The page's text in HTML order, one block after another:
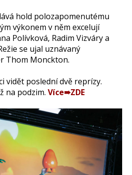
hold polozapomenutému
výkonem v něm excelují
Polívková, Radim Vizváry a
se ujal uznávaný
Thom Monckton.
vidět poslední dvě reprízy.
na podzim. Více➠ZDE